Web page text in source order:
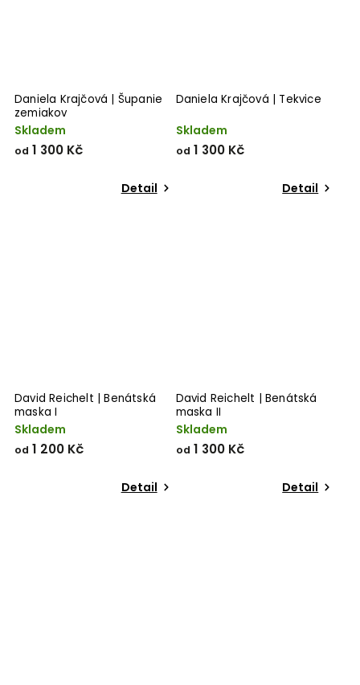
Daniela Krajčová | Šupanie
zemiakov
Skladem
od 1 300 Kč
Detail
Daniela Krajčová | Tekvice
Skladem
od 1 300 Kč
Detail
David Reichelt | Benátská
maska I
Skladem
od 1 200 Kč
Detail
David Reichelt | Benátská
maska II
Skladem
od 1 300 Kč
Detail